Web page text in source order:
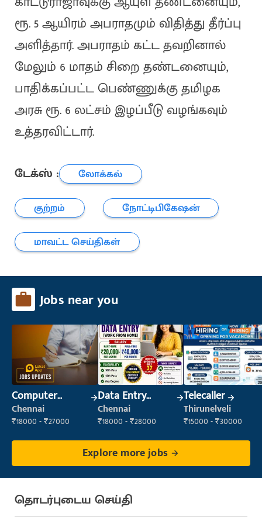
ரூ. 5 ஆயிரம் அபராதமும் விதித்து தீர்ப்பு
அளித்தார். அபராதம் கட்ட தவறினால்
மேலும் 6 மாதம் சிறை தண்டனையும்,
பாதிக்கப்பட்ட பெண்ணுக்கு தமிழக
அரசு ரூ. 6 லட்சம் இழப்பீடு வழங்கவும்
உத்தரவிட்டார்.
டேக்ஸ் :
லோக்கல்
குற்றம்
நோட்டிபிகேஷன்
மாவட்ட செய்திகள்
Jobs near you
Computer
Operator
Chennai
₹18000 - ₹27000
Data Entry
Operator
Chennai
₹18000 - ₹28000
Telecaller
Thirunelveli
₹15000 - ₹30000
Explore more jobs
தொடர்புடைய செய்தி